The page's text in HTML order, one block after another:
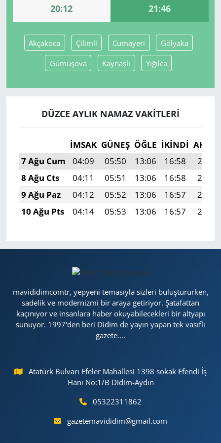
20:12 21:46
Akçakoca Çilimli Cumayeri Gölyaka
Gümüşova Kaynaşlı Yığılca
DÜZCE AYLIK NAMAZ VAKITLERI
İMSAK GÜNEŞ ÖĞLE İKINDI
7 Ağu Cum
04:09 05:50 13:06 16:58
20:12
8 Ağu Cts
04:11 05:51 13:06 16:58
20:11
9 Ağu Paz
04:12 05:52 13:06 16:57
20:10
10 Ağu Pts
04:14 05:53 13:06 16:57 20:08
mavididimcomtr, yepyeni temasıyla sizleri buluştururken,
sadelik ve modernizmi bir araya getiriyor. Şatafattan
kaçınıyor ve insanlara haber okuyabilecekleri bir altyapı
sunuyor. 1997'den beri Didim de yayın yapan tek vasıflı
gazete....
Atatürk Bulvarı Efeler Mahallesi 1398 sokak Efendi İş
Hanı No:1/B Didim-Aydın
05322311862
gazetemavididim@gmail.com
Yerel